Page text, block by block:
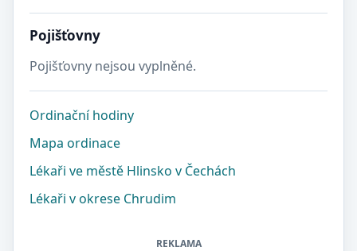
Pojišťovny
Pojišťovny nejsou vyplněné.
Ordinační hodiny
Mapa ordinace
Lékaři ve městě Hlinsko v Čechách
Lékaři v okrese Chrudim
REKLAMA